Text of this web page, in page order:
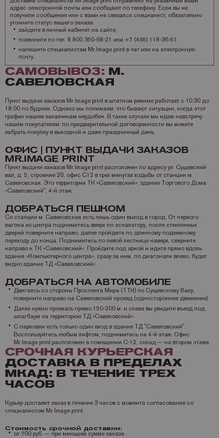
Lexmark
OCE
Panasonic
Pantum
Samsung
Sharp
Xerox
Катюша
Аналоги Lexmark
Аналоги Oki
Аналоги Pantum
Аналоги Ricoh
Аналоги Sharp
Аналоги Xerox
Запчасти для OKI
Запчасти для Samsung
Запчасти для Toshiba
Запчасти для Xerox
Фотобумага Kodak для струйных принтеров
Фотобумага Lomond и пленки для струйных принтеров
Пленка для ламинирования Корея
Принтеры Epson
Принтеры Hewllet Packard
Принтеры OKI
Принтеры Panasonic
Принтеры Samsung
Принтеры Sharp
Факсы Panasonic
Принтеры Kyocera
Мониторы
Мониторы HP
Другое
адрес электронной почты или сообщают по телефону. Если вы не
получили сообщение или с вами не связался специалист, обязательно
уточните статус вашего заказа:
зайдите в личный кабинет на сайте;
позвоните по тел. 8 800 350-68-21 или +7 (495) 118-36-51;
напишите специалистам Mr.Image print в чат или на электронную
почту.
САМОВЫВОЗ: М.
САВЕЛОВСКАЯ
Пункт выдачи заказов Mr.Image print в штатном режиме работает с 10:30 до
18:00 по будням. Однако мы понимаем, что бывают ситуации, когда этот
график нашим заказчикам неудобен. В таких случаях мы идем навстречу
нашим покупателям: по предварительной договоренности вы можете
забрать покупку в выходной и даже праздничный день.
ОФИС | ПУНКТ ВЫДАЧИ ЗАКАЗОВ
MR.IMAGE PRINT
Пункт выдачи заказов Mr.Image print расположен по адресу ул. Сущевский
вал, д. 5, строение 20, офис С12 в трех минутах ходьбы от станции м.
Савеловская. Это территория ТК «Савеловский», здание Торгового Дома
«Савеловский", 4-й этаж.
ДОБРАТЬСЯ ПЕШКОМ
Со станции м. Савеловская есть лишь один выход в город. От первого
вагона из центра поднимитесь вверх по эскалатору, после стеклянных
дверей поверните направо, далее пройдите по длинному подземному
переходу до конца. Поднимитесь по левой лестнице наверх, сверните
направо к ТК «Савеловский». Пройдите под аркой и идите прямо вдоль
здания «Компьютерного центра», сразу за ним, по диагонали влево, будет
видно здание ТД «Савеловский».
ДОБРАТЬСЯ НА АВТОМОБИЛЕ
Двигаясь со стороны Проспекта Мира (ТТК) по Сущевскому Валу,
поверните направо на Савеловский проезд (одностороннее движение).
Далее нужно проехать прямо 150-200 м. и слева вы увидите въезд под
шлагбаум на территорию ТД «Савеловский».
С парковки есть только один вход в здание ТД "Савеловский".
Воспользуйтесь любым лифтом, поднимитесь на 4-й этаж. Офис
Mr.Image print расположен в помещении С-12, склад — на втором этаже.
СРОЧНАЯ КУРЬЕРСКАЯ
ДОСТАВКА В ПРЕДЕЛАХ
МКАД: В ТЕЧЕНИЕ ТРЕХ
ЧАСОВ
Курьер доставит заказ в течение 3 часов с момента согласования со
специалистом Mr.Image print.
Стоимость срочной доставки:
от 700 руб. — при меньшей сумме заказа